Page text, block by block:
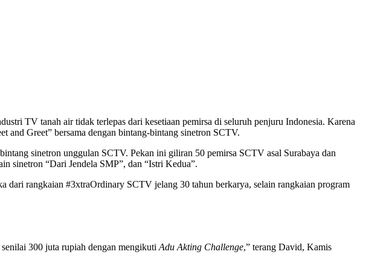
TV tanah air tidak terlepas dari kesetiaan pemirsa di seluruh penjuru Indonesia. Karena
Greet” bersama dengan bintang-bintang sinetron SCTV.
sinetron unggulan SCTV. Pekan ini giliran 50 pemirsa SCTV asal Surabaya dan
sinetron “Dari Jendela SMP”, dan “Istri Kedua”.
rangkaian #3xtraOrdinary SCTV jelang 30 tahun berkarya, selain rangkaian program
300 juta rupiah dengan mengikuti Adu Akting Challenge,” terang David, Kamis